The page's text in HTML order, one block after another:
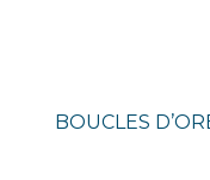
BOUCLES